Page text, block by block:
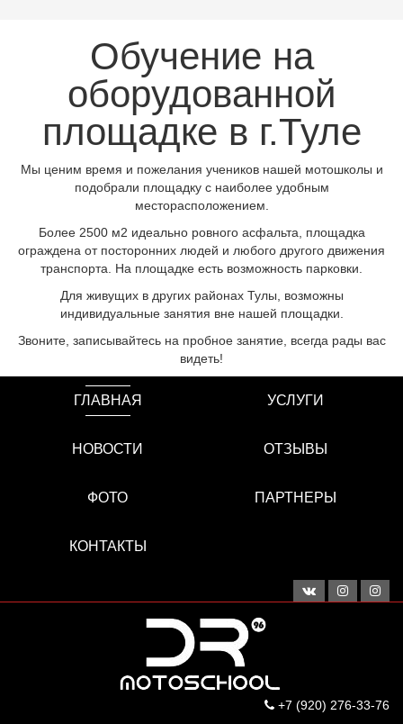
Обучение на
оборудованной
площадке в г.Туле
Мы ценим время и пожелания учеников нашей мотошколы и
подобрали площадку с наиболее удобным
месторасположением.
Более 2500 м2 идеально ровного асфальта, площадка
ограждена от посторонних людей и любого другого движения
транспорта. На площадке есть возможность парковки.
Для живущих в других районах Тулы, возможны
индивидуальные занятия вне нашей площадки.
Звоните, записывайтесь на пробное занятие, всегда рады вас
видеть!
ГЛАВНАЯ УСЛУГИ
НОВОСТИ ОТЗЫВЫ
ФОТО ПАРТНЕРЫ
КОНТАКТЫ
+7 (920) 276-33-76